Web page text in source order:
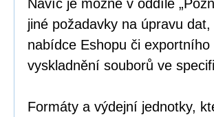
Navíc je možné v oddíle
jiné požadavky na úpravu
nabídce Eshopu či
vyskladnění souborů ve
Formáty a výdejní jednotky,